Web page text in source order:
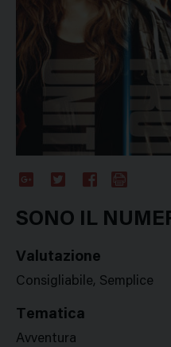
Plus
SONO IL
Valutazione
Consigliabile, Semplice
Tematica
Avventura